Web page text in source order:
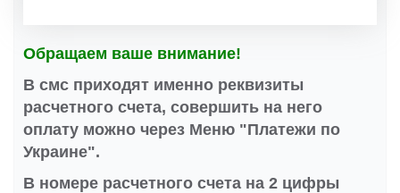
Обращаем ваше внимание!
В смс приходят именно реквизиты
расчетного счета, совершить на него
оплату можно через Меню "Платежи по
Украине".
В номере расчетного счета на 2 цифры